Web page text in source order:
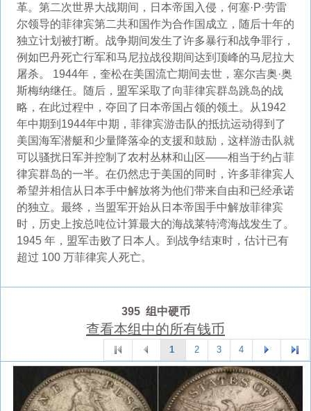
革。第二次世界大战期间，日本帝国入侵，何塞·P·劳雷
尔领导的菲律宾第二共和国作为合作国成立，随后十年的
独立计划被打断。战争期间发生了许多暴行和战争罪行，
例如巴丹死亡行军和马尼拉战役期间达到顶峰的马尼拉大
屠杀。 1944年，奎松在美国流亡期间去世，塞尔吉奥·奥
斯梅纳继任。随后，盟军采取了向菲律宾群岛跳岛的战
略，在此过程中，夺回了日本帝国占领的领土。从1942
年中期到1944年中期，菲律宾游击队的抵抗运动得到了
美国海军潜艇和少量降落伞的支援和鼓励，这样游击队就
可以骚扰日军并控制了农村丛林和山区——相当于约占菲
律宾群岛的一半。在仍然忠于美国的同时，许多菲律宾人
希望并相信从日本手中解放将为他们带来自由和已经承诺
的独立。最终，当盟军开始从日本帝国手中解放菲律宾
时，历史上按总吨位计算最大的海战莱特湾海战发生了。
1945 年，盟军击败了日本人。到战争结束时，估计已有
超过 100 万菲律宾人死亡。
395 组中硬币
查看本组中的所有钱币
1 2 3 4